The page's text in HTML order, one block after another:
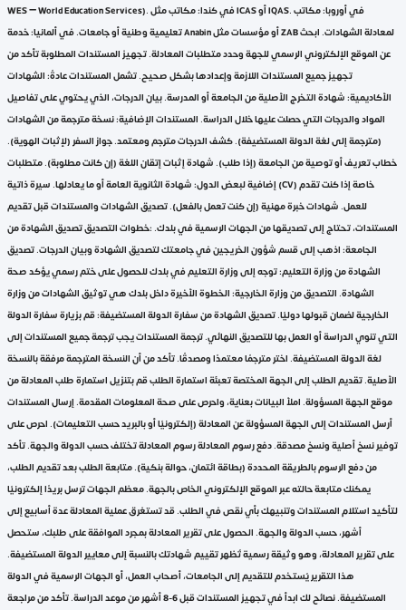
WES – World Education Services). في كندا: مكاتب مثل ICAS أو IQAS. في أوروبا: مكاتب
تعليمية وطنية أو جامعات. في ألمانيا: خدمة Anabin أو مؤسسات مثل ZAB لمعادلة الشهادات. ابحث
عن الموقع الإلكتروني الرسمي للجهة وحدد متطلبات المعادلة. تجهيز المستندات المطلوبة تأكد من
تجهيز جميع المستندات اللازمة وإعدادها بشكل صحيح. تشمل المستندات عادةً: الشهادات
الأكاديمية: شهادة التخرج الأصلية من الجامعة أو المدرسة. بيان الدرجات، الذي يحتوي على تفاصيل
المواد والدرجات التي حصلت عليها خلال الدراسة. المستندات الإضافية: نسخة مترجمة من الشهادات
(مترجمة إلى لغة الدولة المستضيفة). كشف الدرجات مترجم ومعتمد. جواز السفر (لإثبات الهوية).
خطاب تعريف أو توصية من الجامعة (إذا طلب). شهادة إثبات إتقان اللغة (إن كانت مطلوبة). متطلبات
إضافية لبعض الدول: شهادة الثانوية العامة أو ما يعادلها. سيرة ذاتية (CV) خاصة إذا كنت تقدم
للعمل. شهادات خبرة مهنية (إن كنت تعمل بالفعل). تصديق الشهادات والمستندات قبل تقديم
المستندات، تحتاج إلى تصديقها من الجهات الرسمية في بلدك. :خطوات التصديق تصديق الشهادة من
الجامعة: اذهب إلى قسم شؤون الخريجين في جامعتك لتصديق الشهادة وبيان الدرجات. تصديق
الشهادة من وزارة التعليم: توجه إلى وزارة التعليم في بلدك للحصول على ختم رسمي يؤكد صحة
الشهادة. التصديق من وزارة الخارجية: الخطوة الأخيرة داخل بلدك هي توثيق الشهادات من وزارة
الخارجية لضمان قبولها دوليًا. تصديق الشهادة من سفارة الدولة المستضيفة: قم بزيارة سفارة الدولة
التي تنوي الدراسة أو العمل بها للتصديق النهائي. ترجمة المستندات يجب ترجمة جميع المستندات إلى
لغة الدولة المستضيفة. اختر مترجمًا معتمدًا ومصدقًا. تأكد من أن النسخة المترجمة مرفقة بالنسخة
الأصلية. تقديم الطلب إلى الجهة المختصة تعبئة استمارة الطلب قم بتنزيل استمارة طلب المعادلة من
موقع الجهة المسؤولة. املأ البيانات بعناية، واحرص على صحة المعلومات المقدمة. إرسال المستندات
أرسل المستندات إلى الجهة المسؤولة عن المعادلة (إلكترونيًا أو بالبريد حسب التعليمات). احرص على
توفير نسخ أصلية ونسخ مصدقة. دفع رسوم المعادلة رسوم المعادلة تختلف حسب الدولة والجهة. تأكد
من دفع الرسوم بالطريقة المحددة (بطاقة ائتمان، حوالة بنكية). متابعة الطلب بعد تقديم الطلب،
يمكنك متابعة حالته عبر الموقع الإلكتروني الخاص بالجهة. معظم الجهات ترسل بريدًا إلكترونيًا
لتأكيد استلام المستندات وتنبيهك بأي نقص في الطلب. قد تستغرق عملية المعادلة عدة أسابيع إلى
أشهر، حسب الدولة والجهة. الحصول على تقرير المعادلة بمجرد الموافقة على طلبك، ستحصل
على تقرير المعادلة، وهو وثيقة رسمية تُظهر تقييم شهادتك بالنسبة إلى معايير الدولة المستضيفة.
هذا التقرير يُستخدم للتقديم إلى الجامعات، أصحاب العمل، أو الجهات الرسمية في الدولة
المستضيفة. نصائح لك ابدأ في تجهيز المستندات قبل 6-8 أشهر من موعد الدراسة. تأكد من مراجعة